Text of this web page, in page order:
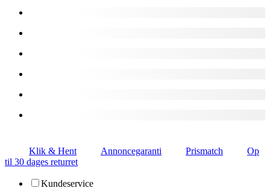
Klik & Hent Annoncegaranti Prismatch
Op
til 30 dages returret
Kundeservice